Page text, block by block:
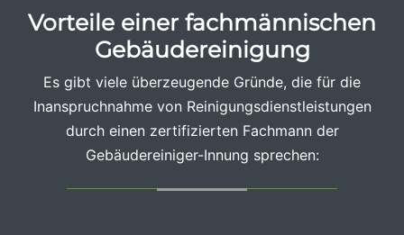
Vorteile einer fachmännischen
Gebäudereinigung
Es gibt viele überzeugende Gründe, die für die
Inanspruchnahme von Reinigungsdienstleistungen
durch einen zertifizierten Fachmann der
Gebäudereiniger-Innung sprechen: